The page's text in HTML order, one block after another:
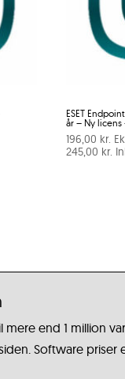
ESET
år – Ny licens
196,00 kr.
245,00 kr.
mere end 1 million
Software